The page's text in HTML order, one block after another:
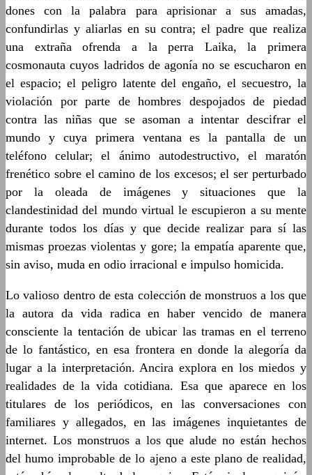
dones con la palabra para aprisionar a sus amadas,
confundirlas y aliarlas en su contra; el padre que realiza
una extraña ofrenda a la perra Laika, la primera
cosmonauta cuyos ladridos de agonía no se escucharon en
el espacio; el peligro latente del engaño, el secuestro, la
violación por parte de hombres despojados de piedad
contra las niñas que se asoman a intentar descifrar el
mundo y cuya primera ventana es la pantalla de un
teléfono celular; el ánimo autodestructivo, el maratón
frenético sobre el camino de los excesos; el ser perturbado
por la oleada de imágenes y situaciones que la
clandestinidad del mundo virtual le escupieron a su mente
durante todos los días y que decide realizar para sí las
mismas proezas violentas y gore; la empatía aparente que,
sin aviso, muda en odio irracional e impulso homicida.
Lo valioso dentro de esta colección de monstruos a los que
la autora da vida radica en haber vencido de manera
consciente la tentación de ubicar las tramas en el terreno
de lo fantástico, en esa frontera en donde la alegoría da
lugar a la interpretación. Ancira explora en los miedos y
realidades de la vida cotidiana. Esa que aparece en los
titulares de los periódicos, en las conversaciones con
familiares y allegados, en las imágenes inquietantes de
internet. Los monstruos a los que alude no están hechos
del humo improbable de lo ajeno a este plano de realidad,